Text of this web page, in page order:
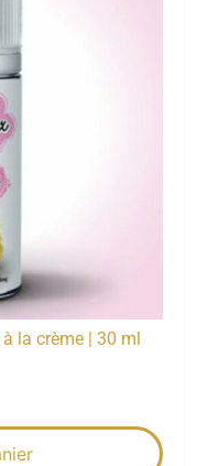
la crème | 30 ml